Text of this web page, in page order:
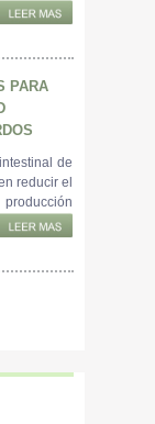
PARA
de
reducir el